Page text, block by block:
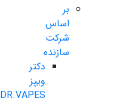
بر
اساس
شرکت
سازنده
دکتر
ویپز
DR.VAPES